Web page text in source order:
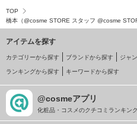
TOP
橋本（@cosme STORE スタッフ @cosme
アイテムを探す
カテゴリーから探す ブランドから探す ジャ
ランキングから探す キーワードから探す
@cosmeアプリ
化粧品・コスメのクチコミランキン